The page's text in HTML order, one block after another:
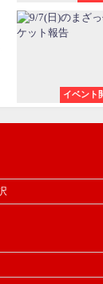
イベント